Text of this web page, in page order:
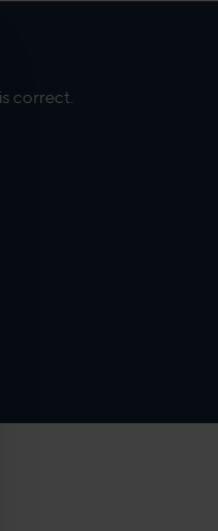
correct.